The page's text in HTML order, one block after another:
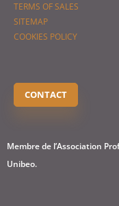
TERMS OF SALES
SITEMAP
COOKIES POLICY
CONTACT
Membre de l’Association
Unibeo.